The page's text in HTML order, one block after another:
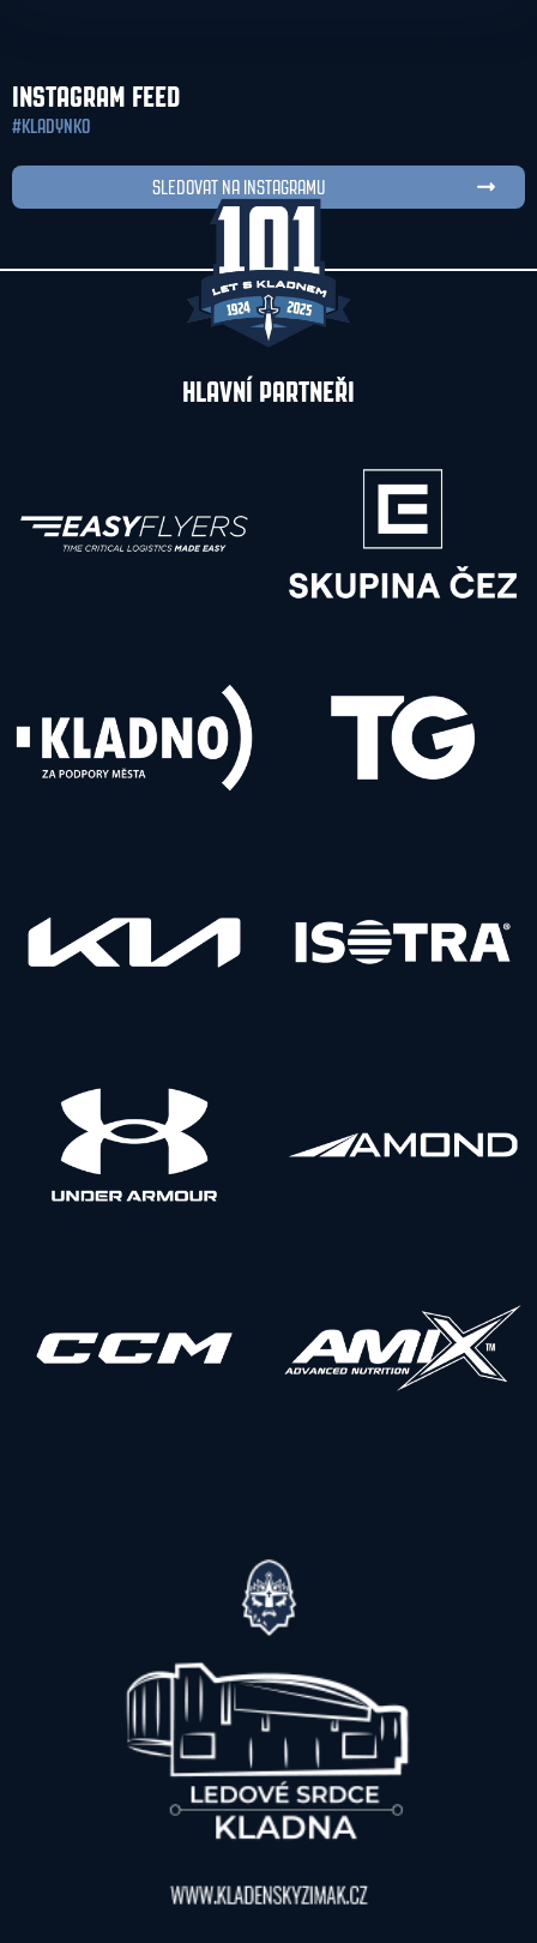
INSTAGRAM FEED
#KLADYNKO
SLEDOVAT NA INSTAGRAMU
HLAVNÍ PARTNEŘI